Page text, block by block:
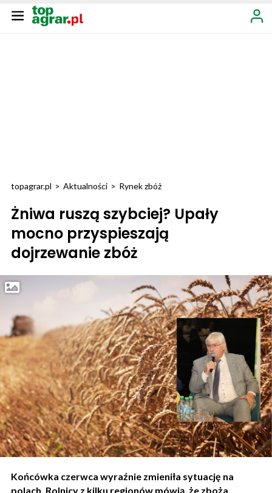
topagrar.pl > Aktualności > Rynek zbóż
Żniwa ruszą szybciej? Upały
mocno przyspieszają
dojrzewanie zbóż
Końcówka czerwca wyraźnie zmieniła sytuację na
polach. Rolnicy z kilku regionów mówią, że zboża